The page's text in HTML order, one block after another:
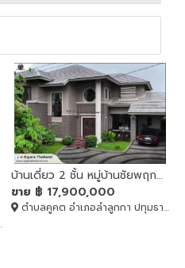
บ้านเดี่ยว 2 ชั้น หมู่บ้านชัยพฤกษ์รังสิต คลอง2
ขาย ฿ 17,900,000
ตำบลคูคต อำเภอลำลูกกา ปทุมธานี, ลำลูกกา, Pathum Thani, 12130